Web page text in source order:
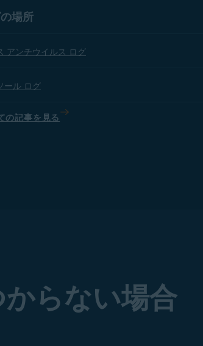
場所
アンチウイルス ログ
ール ログ
の記事を見る
らない場合